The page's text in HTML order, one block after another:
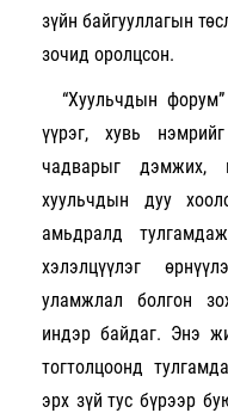
зүйн байгууллагын
зочид оролцсон.
“Хуульчдын
үүрэг, хувь
чадварыг дэмжих,
хуульчдын дуу
амьдралд
хэлэлцүүлэг
уламжлал болгон
индэр байдаг. Энэ
тогтолцоонд
эрх зүй тус бүрээр